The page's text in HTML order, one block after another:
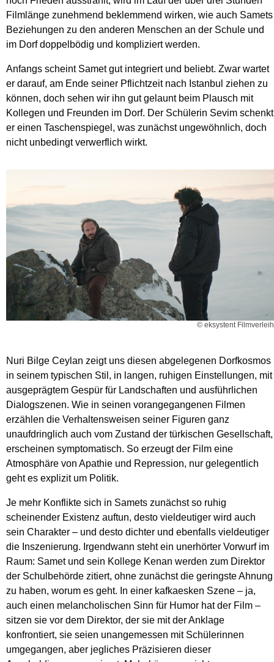
Filmlänge zunehmend beklemmend wirken, wie auch Samets
Beziehungen zu den anderen Menschen an der Schule und
im Dorf doppelbödig und kompliziert werden.
Anfangs scheint Samet gut integriert und beliebt. Zwar wartet
er darauf, am Ende seiner Pflichtzeit nach Istanbul ziehen zu
können, doch sehen wir ihn gut gelaunt beim Plausch mit
Kollegen und Freunden im Dorf. Der Schülerin Sevim schenkt
er einen Taschenspiegel, was zunächst ungewöhnlich, doch
nicht unbedingt verwerflich wirkt.
© eksystent Filmverleih
Nuri Bilge Ceylan zeigt uns diesen abgelegenen Dorfkosmos
in seinem typischen Stil, in langen, ruhigen Einstellungen, mit
ausgeprägtem Gespür für Landschaften und ausführlichen
Dialogszenen. Wie in seinen vorangegangenen Filmen
erzählen die Verhaltensweisen seiner Figuren ganz
unaufdringlich auch vom Zustand der türkischen Gesellschaft,
erscheinen symptomatisch. So erzeugt der Film eine
Atmosphäre von Apathie und Repression, nur gelegentlich
geht es explizit um Politik.
Je mehr Konflikte sich in Samets zunächst so ruhig
scheinender Existenz auftun, desto vieldeutiger wird auch
sein Charakter – und desto dichter und ebenfalls vieldeutiger
die Inszenierung. Irgendwann steht ein unerhörter Vorwurf im
Raum: Samet und sein Kollege Kenan werden zum Direktor
der Schulbehörde zitiert, ohne zunächst die geringste Ahnung
zu haben, worum es geht. In einer kafkaesken Szene – ja,
auch einen melancholischen Sinn für Humor hat der Film –
sitzen sie vor dem Direktor, der sie mit der Anklage
konfrontiert, sie seien unangemessen mit Schülerinnen
umgegangen, aber jegliches Präzisieren dieser